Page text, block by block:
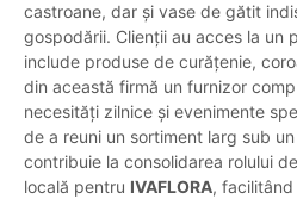
castroane, dar și vase de gătit
gospodării. Clienții au acces la un
include produse de curățenie,
din această firmă un furnizor
necesități zilnice și evenimente
de a reuni un sortiment larg sub
contribuie la consolidarea rolului
locală pentru IVAFLORA,